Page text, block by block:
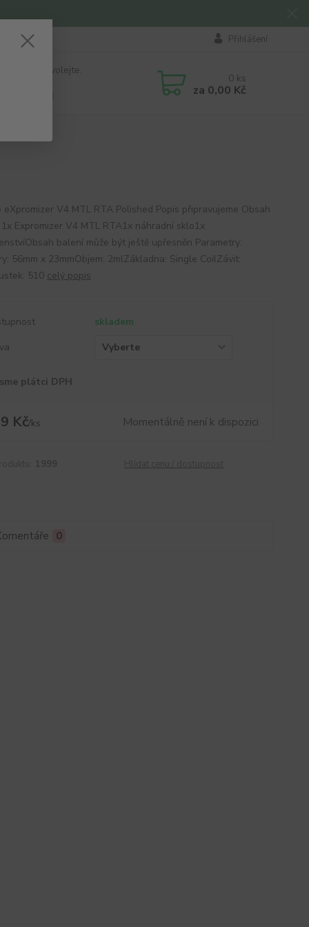
Přihlášení
si rady? Zavolejte.
0 ks
za 0,00 Kč
eXpromizer V4 MTL RTA Polished Popis připravujeme Obsah
Expromizer V4 MTL RTA1x náhradní sklo1x
balení může být ještě upřesněn Parametry:
56mm x 23mmObjem: 2mlZákladna: Single CoilZávit:
510 celý popis
skladem
plátci DPH
Kč/ks Momentálně není k dispozici
0